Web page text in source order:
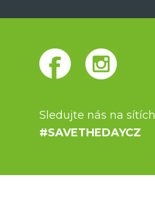
Sledujte nás na sítích
#SAVETHEDAYCZ